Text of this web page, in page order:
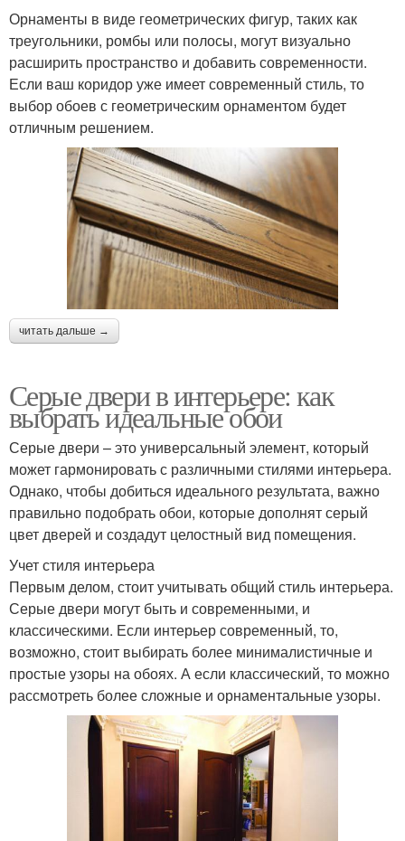
Орнаменты в виде геометрических фигур, таких как
треугольники, ромбы или полосы, могут визуально
расширить пространство и добавить современности.
Если ваш коридор уже имеет современный стиль, то
выбор обоев с геометрическим орнаментом будет
отличным решением.
читать дальше →
Серые двери в интерьере: как
выбрать идеальные обои
Серые двери – это универсальный элемент, который
может гармонировать с различными стилями интерьера.
Однако, чтобы добиться идеального результата, важно
правильно подобрать обои, которые дополнят серый
цвет дверей и создадут целостный вид помещения.
Учет стиля интерьера
Первым делом, стоит учитывать общий стиль интерьера.
Серые двери могут быть и современными, и
классическими. Если интерьер современный, то,
возможно, стоит выбирать более минималистичные и
простые узоры на обоях. А если классический, то можно
рассмотреть более сложные и орнаментальные узоры.